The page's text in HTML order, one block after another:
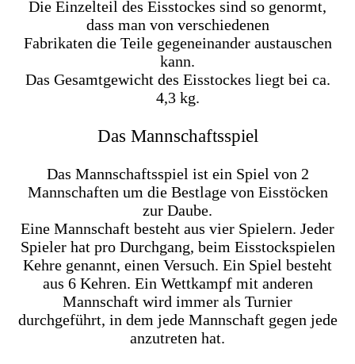
Die Einzelteil des Eisstockes sind so genormt,
dass man von verschiedenen
Fabrikaten die Teile gegeneinander austauschen
kann.
Das Gesamtgewicht des Eisstockes liegt bei ca.
4,3 kg.
Das Mannschaftsspiel
Das Mannschaftsspiel ist ein Spiel von 2
Mannschaften um die Bestlage von Eisstöcken
zur Daube.
Eine Mannschaft besteht aus vier Spielern. Jeder
Spieler hat pro Durchgang, beim Eisstockspielen
Kehre genannt, einen Versuch. Ein Spiel besteht
aus 6 Kehren. Ein Wettkampf mit anderen
Mannschaft wird immer als Turnier
durchgeführt, in dem jede Mannschaft gegen jede
anzutreten hat.